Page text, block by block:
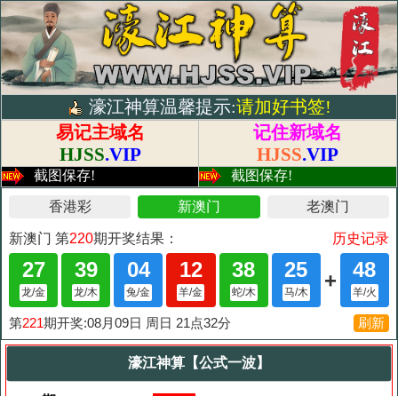
濠江神算温馨提示:请加好书签!
易记主域名
HJSS.VIP
记住新域名
HJSS.VIP
截图保存! 截图保存!
濠江神算【公式一波】